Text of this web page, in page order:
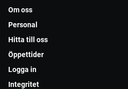
Om oss
Personal
Hitta till oss
Öppettider
Logga in
Integritet